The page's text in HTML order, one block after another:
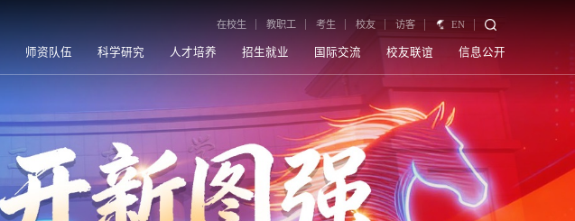
在校生 教职工 考生 校友 访客 EN
师资队伍 科学研究 人才培养 招生就业 国际交流 校友联谊 信息公开